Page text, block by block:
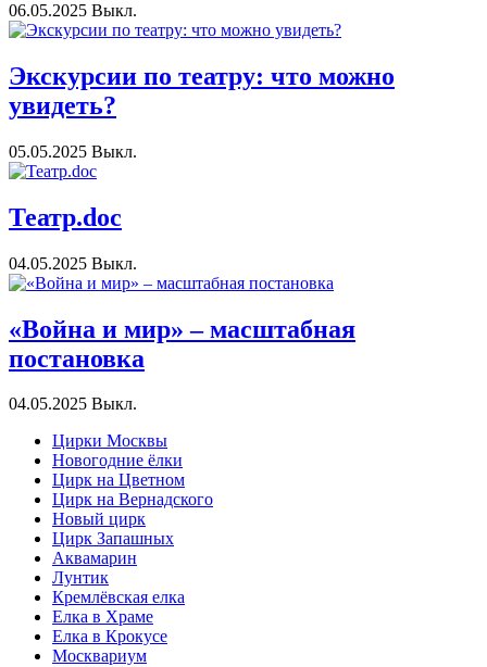
06.05.2025 Выкл.
Экскурсии по театру: что можно
увидеть?
05.05.2025 Выкл.
Театр.doc
04.05.2025 Выкл.
«Война и мир» – масштабная
постановка
04.05.2025 Выкл.
Цирки Москвы
Новогодние ёлки
Цирк на Цветном
Цирк на Вернадского
Новый цирк
Цирк Запашных
Аквамарин
Лунтик
Кремлёвская елка
Елка в Храме
Елка в Крокусе
Москвариум